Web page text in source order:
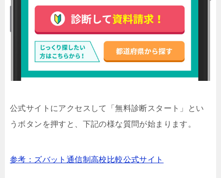
公式サイトにアクセスして「無料診断スタート」とい
うボタンを押すと、下記の様な質問が始まります。
参考：ズバット通信制高校比較公式サイト